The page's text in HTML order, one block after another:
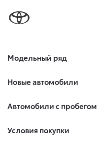
Модельный ряд
Новые автомобили
Автомобили с пробегом
Условия покупки